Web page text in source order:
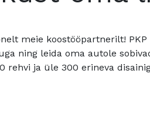
meie koostööpartnerilt!
ning leida oma autole
ja üle 300 erineva